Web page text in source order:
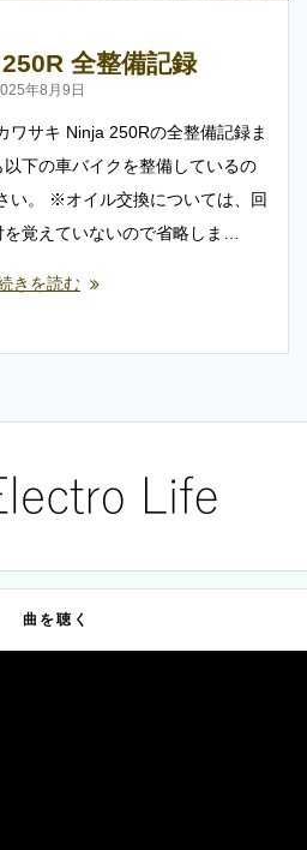
全整備記録
年8月9日
ワサキ Ninja 250Rの全整備記録ま
下の車バイクを整備しているの
い。 ※オイル交換については、回
覚えていないので省略しま…
きを読む
曲を聴く